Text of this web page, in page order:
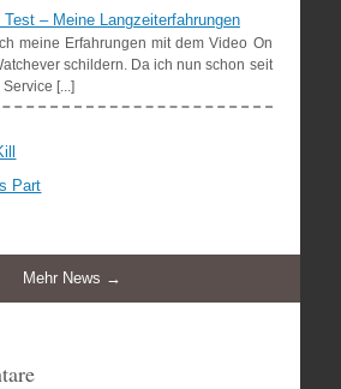
– Meine Langzeiterfahrungen
meine Erfahrungen mit dem Video On
schildern. Da ich nun schon seit
[...]
Part
Mehr News →